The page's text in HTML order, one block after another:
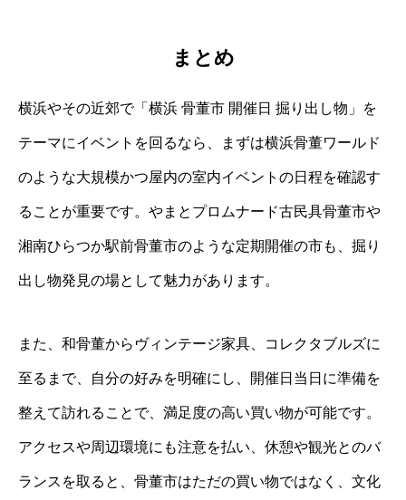
まとめ
横浜やその近郊で「横浜 骨董市 開催日 掘り出し物」を
テーマにイベントを回るなら、まずは横浜骨董ワールド
のような大規模かつ屋内の室内イベントの日程を確認す
ることが重要です。やまとプロムナード古民具骨董市や
湘南ひらつか駅前骨董市のような定期開催の市も、掘り
出し物発見の場として魅力があります。
また、和骨董からヴィンテージ家具、コレクタブルズに
至るまで、自分の好みを明確にし、開催日当日に準備を
整えて訪れることで、満足度の高い買い物が可能です。
アクセスや周辺環境にも注意を払い、休憩や観光とのバ
ランスを取ると、骨董市はただの買い物ではなく、文化